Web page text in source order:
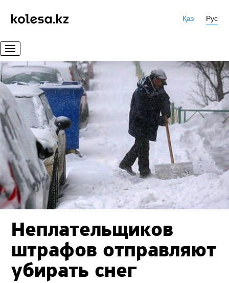
Қаз Рус
Неплательщиков
штрафов отправляют
убирать снег